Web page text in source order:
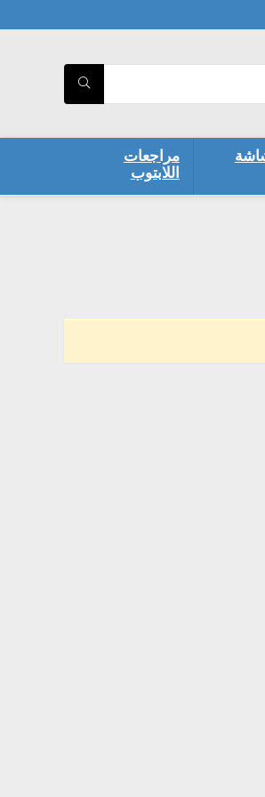
مراجعات
اللابتوب